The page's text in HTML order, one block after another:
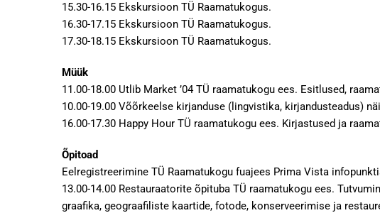
15.30-16.15 Ekskursioon TÜ Raamatukogus.
16.30-17.15 Ekskursioon TÜ Raamatukogus.
17.30-18.15 Ekskursioon TÜ Raamatukogus.
Müük
11.00-18.00 Utlib Market ’04 TÜ raamatukogu ees. Esitlused,
10.00-19.00 Võõrkeelse kirjanduse (lingvistika, kirjandusteadus)
16.00-17.30 Happy Hour TÜ raamatukogu ees. Kirjastused ja
Õpitoad
Eelregistreerimine TÜ Raamatukogu fuajees Prima Vista
13.00-14.00 Restauraatorite õpituba TÜ raamatukogu ees.
graafika, geograafiliste kaartide, fotode, konserveerimise ja